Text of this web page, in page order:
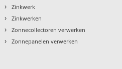
› Zinkwerk
› Zinkwerken
› Zonnecollectoren verwerken
› Zonnepanelen verwerken